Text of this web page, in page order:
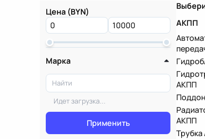
Цена (BYN)
Марка
Идет загрузка...
Применить
АКПП
АКПП
АКПП